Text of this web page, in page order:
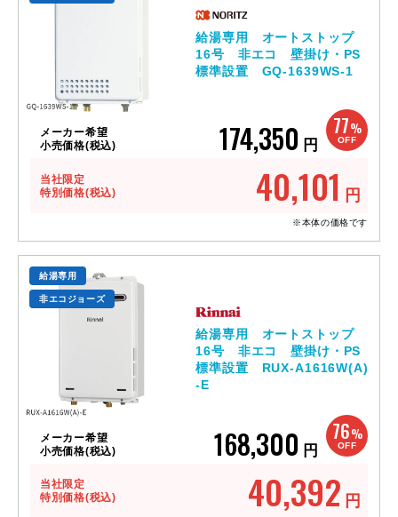
給湯専用 オートストップ
16号 非エコ 壁掛け・PS
標準設置 GQ-1639WS-1
77%
OFF
メーカー希望
小売価格(税込)
174,350 円
当社限定
特別価格(税込)
40,101 円
※本体の価格です
給湯専用
非エコジョーズ
給湯専用 オートストップ
16号 非エコ 壁掛け・PS
標準設置 RUX-A1616W(A)
-E
76%
OFF
メーカー希望
小売価格(税込)
168,300 円
当社限定
特別価格(税込)
40,392 円